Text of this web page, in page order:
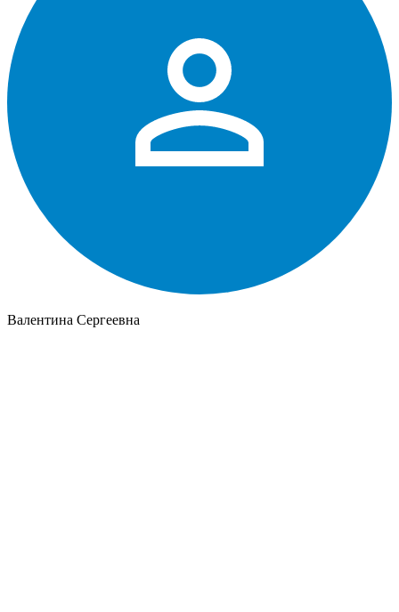
Валентина Сергеевна